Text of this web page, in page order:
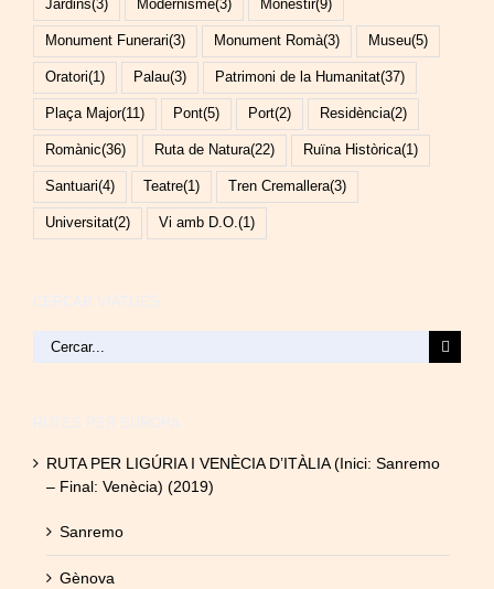
Jardins(3) Modernisme(3) Monestir(9)
Monument Funerari(3) Monument Romà(3) Museu(5)
Oratori(1) Palau(3) Patrimoni de la Humanitat(37)
Plaça Major(11) Pont(5) Port(2) Residència(2)
Romànic(36) Ruta de Natura(22) Ruïna Històrica(1)
Santuari(4) Teatre(1) Tren Cremallera(3)
Universitat(2) Vi amb D.O. (1)
Cerca
RUTA PER LIGÚRIA I VENÈCIA D’ITÀLIA (Inici: Sanremo
– Final: Venècia) (2019)
Sanremo
Gènova